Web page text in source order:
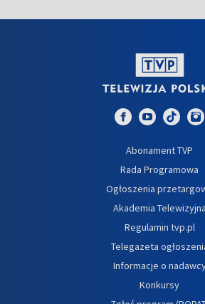
Abonament TVP
Rada Programowa
Ogłoszenia
Akademia Telewizyjna
Regulamin tvp.pl
Telegazeta
Informacje o
Konkursy